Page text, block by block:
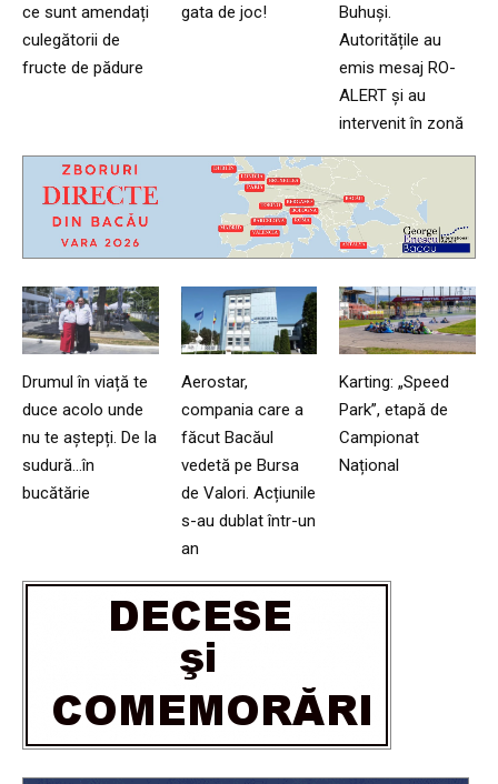
ce sunt amendați
culegătorii de
fructe de pădure
gata de joc!
Buhuși.
Autoritățile au
emis mesaj RO-
ALERT și au
intervenit în zonă
Drumul în viață te
duce acolo unde
nu te aștepți. De la
sudură…în
bucătărie
Aerostar,
compania care a
făcut Bacăul
vedetă pe Bursa
de Valori. Acțiunile
s-au dublat într-un
an
Karting: „Speed
Park”, etapă de
Campionat
Național